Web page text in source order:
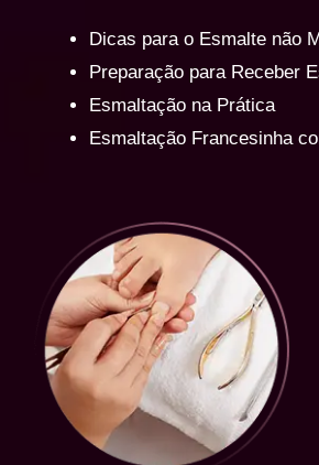
Dicas para o Esmalte não
Preparação para Receber
Esmaltação na Prática
Esmaltação Francesinha